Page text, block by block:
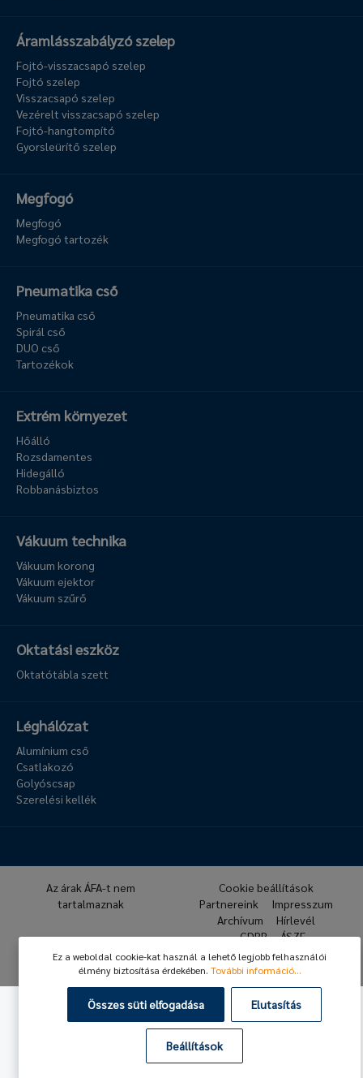
Áramlásszabályzó szelep
Fojtó-visszacsapó szelep
Fojtó szelep
Visszacsapó szelep
Vezérelt visszacsapó szelep
Fojtó-hangtompító
Gyorsleürítő szelep
Megfogó
Megfogó
Megfogó tartozék
Pneumatika cső
Pneumatika cső
Spirál cső
DUO cső
Tartozékok
Extrém környezet
Hőálló
Rozsdamentes
Hidegálló
Robbanásbiztos
Vákuum technika
Vákuum korong
Vákuum ejektor
Vákuum szűrő
Oktatási eszköz
Oktatótábla szett
Léghálózat
Alumínium cső
Csatlakozó
Golyóscsap
Szerelési kellék
© 2026 Hafner Pneumatika
Az árak ÁFA-t nem
tartalmaznak
Cookie beállítások
Partnereink
Impresszum
Archívum
Hírlevél
GDPR
ÁSZF
Ez a weboldal cookie-kat használ a lehető legjobb felhasználói
élmény biztosítása érdekében. További információ...
Összes süti elfogadása Elutasítás
Beállítások